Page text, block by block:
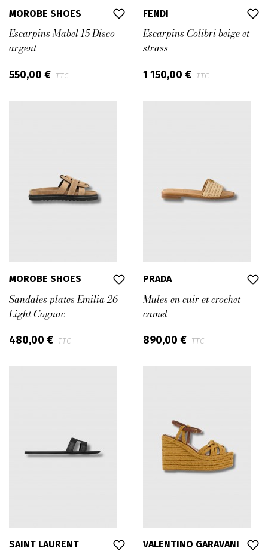
MOROBE SHOES
Escarpins Mabel 15 Disco
argent
550,00 € TTC
FENDI
Escarpins Colibri beige et
strass
1 150,00 € TTC
MOROBE SHOES
Sandales plates Emilia 26
Light Cognac
480,00 € TTC
PRADA
Mules en cuir et crochet
camel
890,00 € TTC
SAINT LAURENT VALENTINO GARAVANI